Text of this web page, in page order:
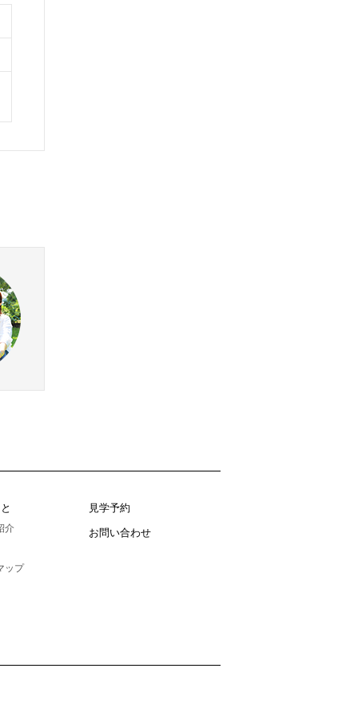
介
ップ
見学予約
お問い合わせ